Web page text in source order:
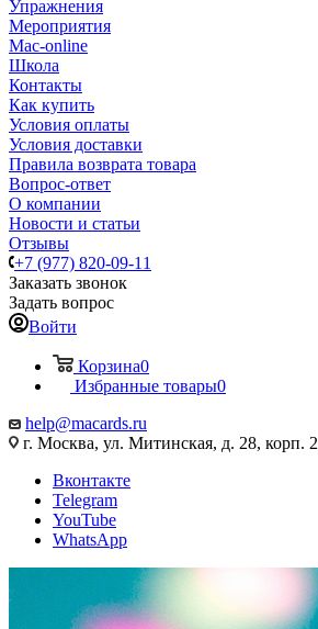
Упражнения
Мероприятия
Mac-online
Школа
Контакты
Как купить
Условия оплаты
Условия доставки
Правила возврата товара
Вопрос-ответ
О компании
Новости и статьи
Отзывы
+7 (977) 820-09-11
Заказать звонок
Задать вопрос
Войти
Корзина0
Избранные товары0
help@macards.ru
г. Москва, ул. Митинская, д. 28, корп. 2
Вконтакте
Telegram
YouTube
WhatsApp